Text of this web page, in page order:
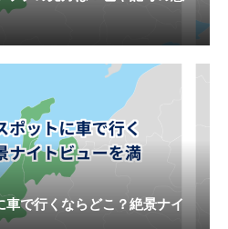
で行くならどこ？絶景ナイ